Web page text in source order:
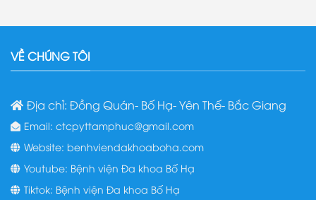
VỀ CHÚNG TÔI
Địa chỉ: Đồng Quán- Bố Hạ- Yên Thế- Bắc Giang
Email: ctcpyttamphuc@gmail.com
Website: benhviendakhoaboha.com
Youtube: Bệnh viện Đa khoa Bố Hạ
Tiktok: Bệnh viện Đa khoa Bố Hạ